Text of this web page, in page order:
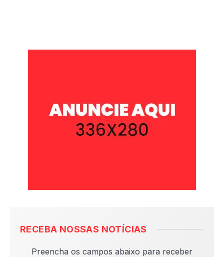
RECEBA NOSSAS NOTÍCIAS
Preencha os campos abaixo para receber